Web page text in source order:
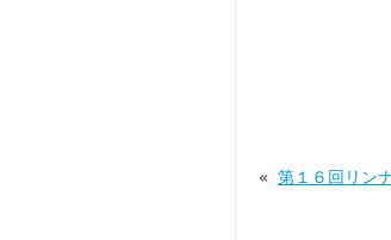
« 第１６回リン